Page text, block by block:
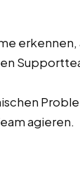
erkennen,
agieren.